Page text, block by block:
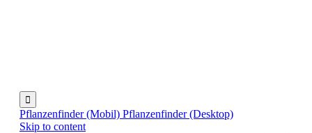

Pflanzenfinder (Mobil) Pflanzenfinder (Desktop)
Skip to content